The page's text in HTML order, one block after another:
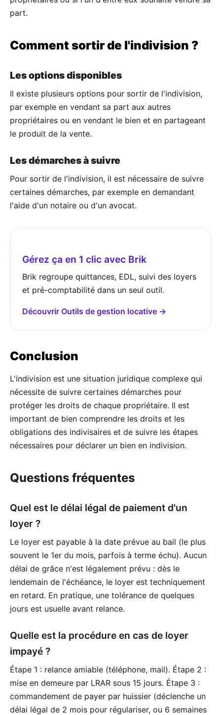
part.
Comment sortir de l'indivision ?
Les options disponibles
Il existe plusieurs options pour sortir de l'indivision,
par exemple en vendant sa part aux autres
propriétaires ou en vendant le bien et en partageant
le produit de la vente.
Les démarches à suivre
Pour sortir de l'indivision, il est nécessaire de suivre
certaines démarches, par exemple en demandant
l'aide d'un notaire ou d'un avocat.
Gérez ça en 1 clic avec Brik
Brik regroupe quittances, EDL, suivi des loyers
et pré-comptabilité dans un seul outil.
Découvrir Outils de gestion locative →
Conclusion
L'indivision est une situation juridique complexe qui
nécessite de suivre certaines démarches pour
protéger les droits de chaque propriétaire. Il est
important de bien comprendre les droits et les
obligations des indivisaires et de suivre les étapes
nécessaires pour déclarer un bien en indivision.
Questions fréquentes
Quel est le délai légal de paiement d'un
loyer ?
Le loyer est payable à la date prévue au bail (le plus
souvent le 1er du mois, parfois à terme échu). Aucun
délai de grâce n'est légalement prévu : dès le
lendemain de l'échéance, le loyer est techniquement
en retard. En pratique, une tolérance de quelques
jours est usuelle avant relance.
Quelle est la procédure en cas de loyer
impayé ?
Étape 1 : relance amiable (téléphone, mail). Étape 2 :
mise en demeure par LRAR sous 15 jours. Étape 3 :
commandement de payer par huissier (déclenche un
délai légal de 2 mois pour régulariser, ou 6 semaines